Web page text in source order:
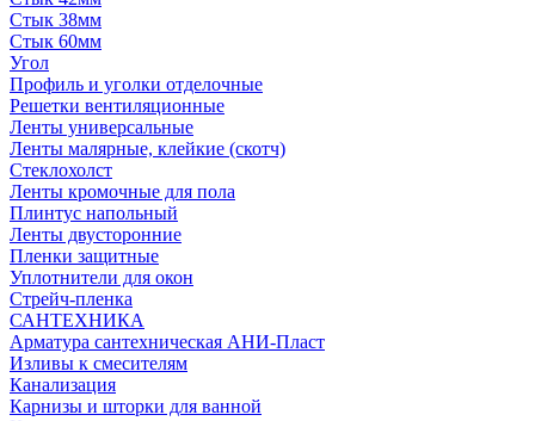
Стык 38мм
Стык 60мм
Угол
Профиль и уголки отделочные
Решетки вентиляционные
Ленты универсальные
Ленты малярные, клейкие (скотч)
Стеклохолст
Ленты кромочные для пола
Плинтус напольный
Ленты двусторонние
Пленки защитные
Уплотнители для окон
Стрейч-пленка
САНТЕХНИКА
Арматура сантехническая АНИ-Пласт
Изливы к смесителям
Канализация
Карнизы и шторки для ванной